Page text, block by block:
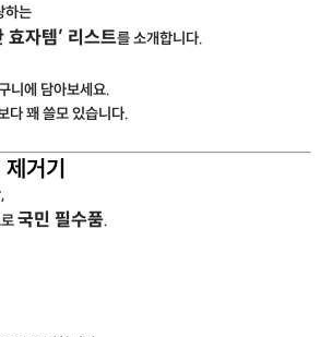
하는
효자템’ 리스트를 소개합니다.
니에 담아보세요.
다 꽤 쓸모 있습니다.
거기
로국민 필수품.